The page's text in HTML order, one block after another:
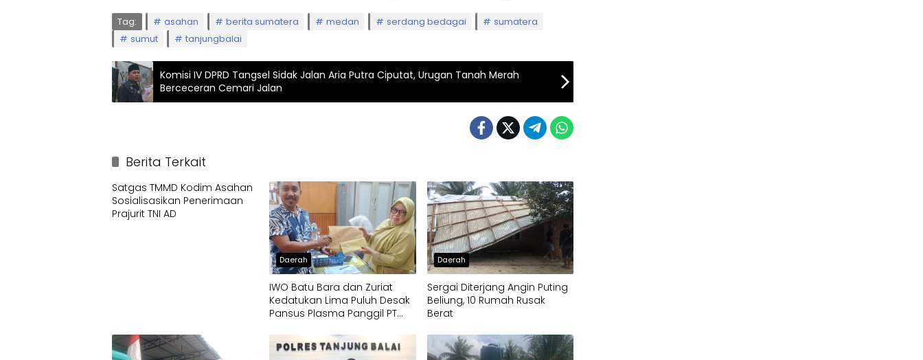
Tag: asahan berita sumatera medan serdang bedagai
sumatera
sumut
tanjungbalai
Komisi IV DPRD Tangsel Sidak Jalan Aria Putra Ciputat, Urugan Tanah Merah
Berceceran Cemari Jalan
Berita Terkait
Satgas TMMD Kodim Asahan
Sosialisasikan Penerimaan
Prajurit TNI AD
Daerah
IWO Batu Bara dan Zuriat
Kedatukan Lima Puluh Desak
Pansus Plasma Panggil PT
Penyimpangan Penerima
CPCL
Daerah
Sergai Diterjang Angin Puting
Beliung, 10 Rumah Rusak
Berat